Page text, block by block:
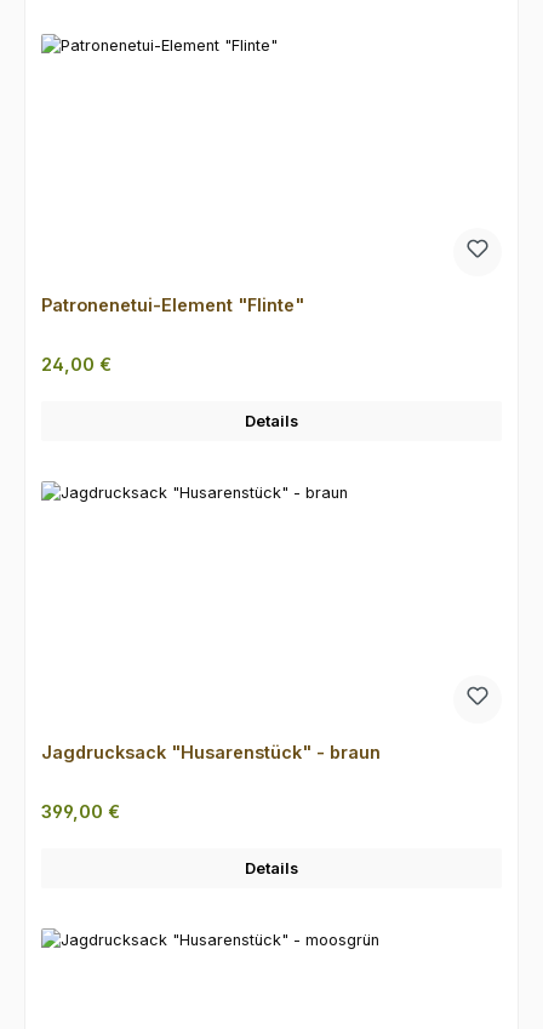
Patronenetui-Element "Flinte"
Regulärer Preis:
24,00 €
Details
Jagdrucksack "Husarenstück" - braun
Regulärer Preis:
399,00 €
Details